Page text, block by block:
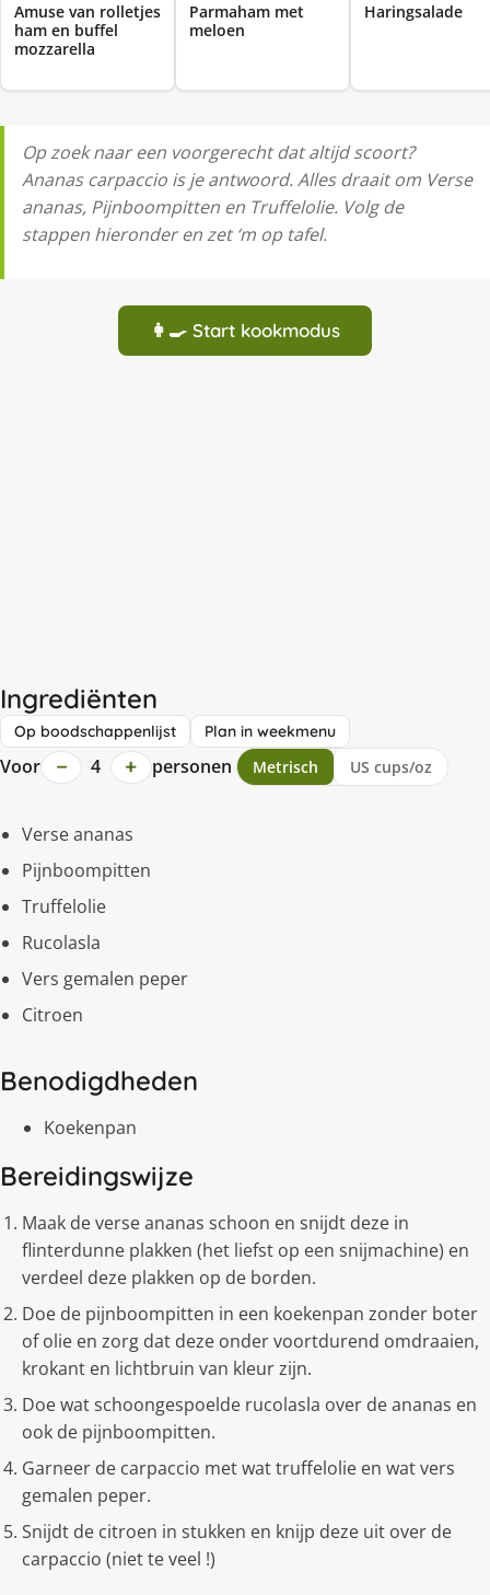
Amuse van rolletjes
ham en buffel
mozzarella
Parmaham met
meloen
Haringsalade
Op zoek naar een voorgerecht dat altijd scoort?
Ananas carpaccio is je antwoord. Alles draait om Verse
ananas, Pijnboompitten en Truffelolie. Volg de
stappen hieronder en zet ‘m op tafel.
👩‍🍳 Start kookmodus
Ingrediënten
Op boodschappenlijst Plan in weekmenu
Voor − 4 + personen Metrisch US cups/oz
Verse ananas
Pijnboompitten
Truffelolie
Rucolasla
Vers gemalen peper
Citroen
Benodigdheden
Koekenpan
Bereidingswijze
Maak de verse ananas schoon en snijdt deze in
flinterdunne plakken (het liefst op een snijmachine) en
verdeel deze plakken op de borden.
Doe de pijnboompitten in een koekenpan zonder boter
of olie en zorg dat deze onder voortdurend omdraaien,
krokant en lichtbruin van kleur zijn.
Doe wat schoongespoelde rucolasla over de ananas en
ook de pijnboompitten.
Garneer de carpaccio met wat truffelolie en wat vers
gemalen peper.
Snijdt de citroen in stukken en knijp deze uit over de
carpaccio (niet te veel !)